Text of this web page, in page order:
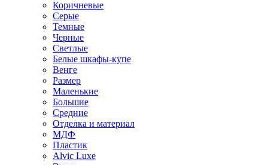
Коричневые
Серые
Темные
Черные
Светлые
Белые шкафы-купе
Венге
Размер
Маленькие
Большие
Средние
Отделка и материал
МДФ
Пластик
Alvic Luxe